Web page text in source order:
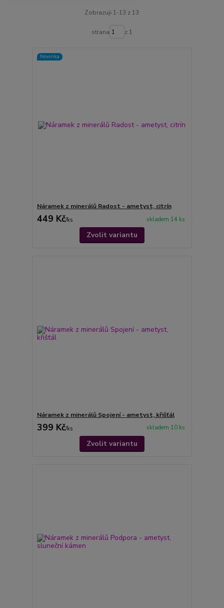
Zobrazuji 1-13 z 13
strana z 1
Novinka
Náramek z minerálů Radost - ametyst, citrín
449 Kč/ks skladem 14 ks
Zvolit variantu
Náramek z minerálů Spojení - ametyst, křišťál
399 Kč/ks skladem 10 ks
Zvolit variantu